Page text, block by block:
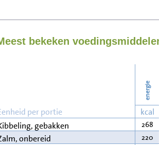
bekeken
energie
per portie kcal
gebakken
268
onbereid 220